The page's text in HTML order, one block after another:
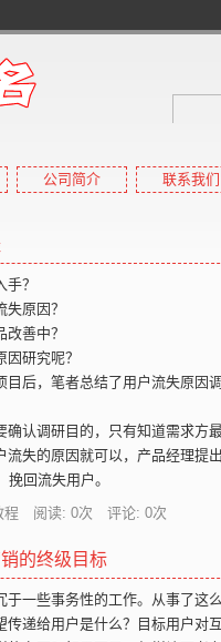
高权重域名,高外
公司简介 联系我们
？
原因？
善中？
研究呢？
后，笔者总结了用户流失原因调
确认调研目的，只有知道需求方
流失的原因就可以，产品经理提
回流失用户。
程 阅读: 0次 评论: 0次
的终级目标
于一些事务性的工作。从事了这
传递给用户是什么？目标用户对